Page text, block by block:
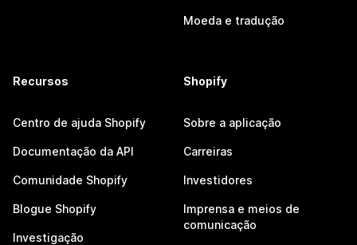
Moeda e tradução
Recursos
Centro de ajuda Shopify
Documentação da API
Comunidade Shopify
Blogue Shopify
Investigação
Shopify
Sobre a aplicação
Carreiras
Investidores
Imprensa e meios de
comunicação